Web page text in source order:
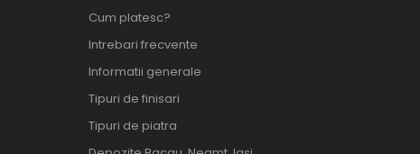
Cum platesc?
Intrebari frecvente
Informatii generale
Tipuri de finisari
Tipuri de piatra